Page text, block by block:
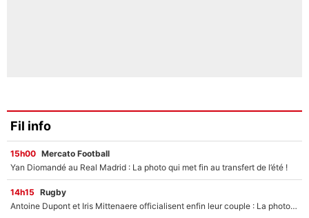
Fil info
15h00 Mercato Football
Yan Diomandé au Real Madrid : La photo qui met fin au transfert de l’été !
14h15 Rugby
Antoine Dupont et Iris Mittenaere officialisent enfin leur couple : La photo qui enflamme les réseaux sociaux